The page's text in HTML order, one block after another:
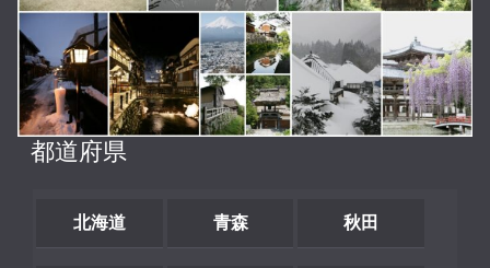
都道府県
北海道 青森 秋田